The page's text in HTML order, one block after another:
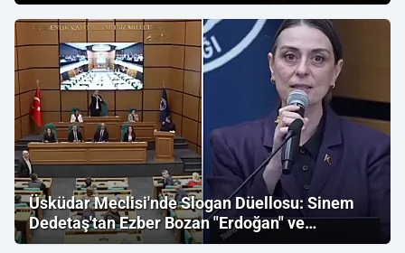
Üsküdar Meclisi'nde Slogan Düellosu: Sinem
Dedetaş'tan Ezber Bozan "Erdoğan" ve
"İmamoğlu" Çıkışı!